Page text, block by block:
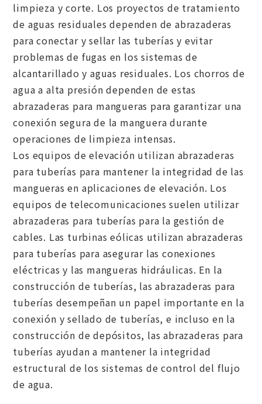
limpieza y corte. Los proyectos de tratamiento
de aguas residuales dependen de abrazaderas
para conectar y sellar las tuberías y evitar
problemas de fugas en los sistemas de
alcantarillado y aguas residuales. Los chorros de
agua a alta presión dependen de estas
abrazaderas para mangueras para garantizar una
conexión segura de la manguera durante
operaciones de limpieza intensas.
Los equipos de elevación utilizan abrazaderas
para tuberías para mantener la integridad de las
mangueras en aplicaciones de elevación. Los
equipos de telecomunicaciones suelen utilizar
abrazaderas para tuberías para la gestión de
cables. Las turbinas eólicas utilizan abrazaderas
para tuberías para asegurar las conexiones
eléctricas y las mangueras hidráulicas. En la
construcción de tuberías, las abrazaderas para
tuberías desempeñan un papel importante en la
conexión y sellado de tuberías, e incluso en la
construcción de depósitos, las abrazaderas para
tuberías ayudan a mantener la integridad
estructural de los sistemas de control del flujo
de agua.